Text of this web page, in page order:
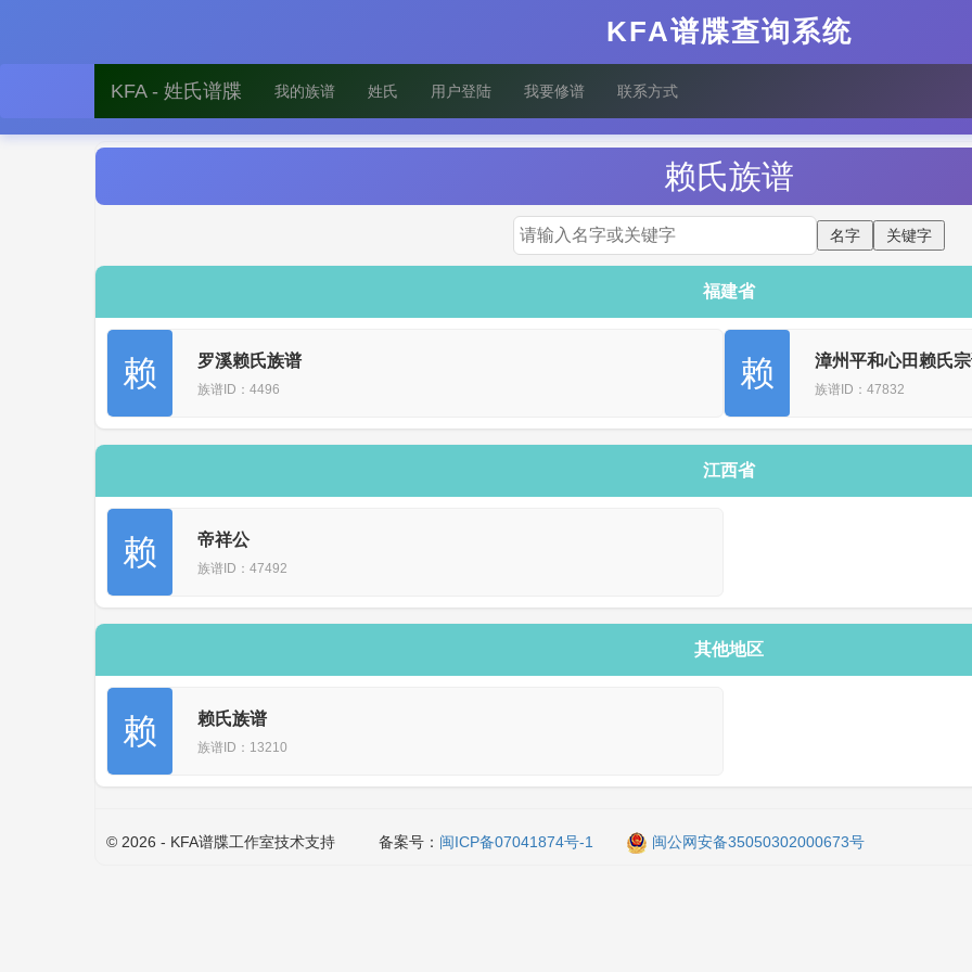
KFA谱牒查询系统
KFA - 姓氏谱牒 我的族谱 姓氏 用户登陆 我要修谱 联系方式
赖氏族谱
福建省
赖 罗溪赖氏族谱
族谱ID：4496 赖 漳州平和心田赖氏
族谱ID：47832
江西省
赖 帝祥公
族谱ID：47492
其他地区
赖 赖氏族谱
族谱ID：13210
© 2026 - KFA谱牒工作室技术支持 备案号： 闽ICP备07041874号-1 闽公网安备35050302000673号